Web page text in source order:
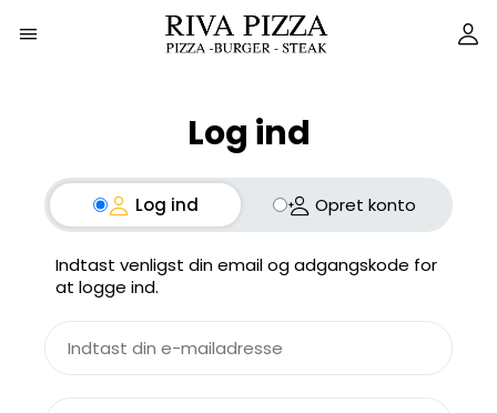
Log ind
Log ind Opret konto
Indtast venligst din email og adgangskode for
at logge ind.